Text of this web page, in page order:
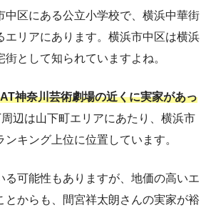
中区にある公立小学校で、横浜中華街
エリアにあります。横浜市中区は横浜
として知られていますよね。
神奈川芸術劇場の近くに実家があっ
辺は山下町エリアにあたり、横浜市
キング上位に位置しています。
る可能性もありますが、地価の高いエ
とからも、間宮祥太朗さんの実家が裕